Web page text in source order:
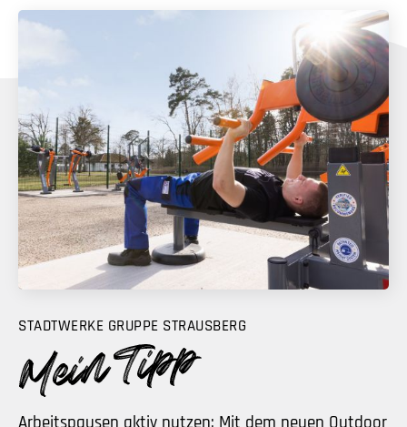
STADTWERKE GRUPPE STRAUSBERG